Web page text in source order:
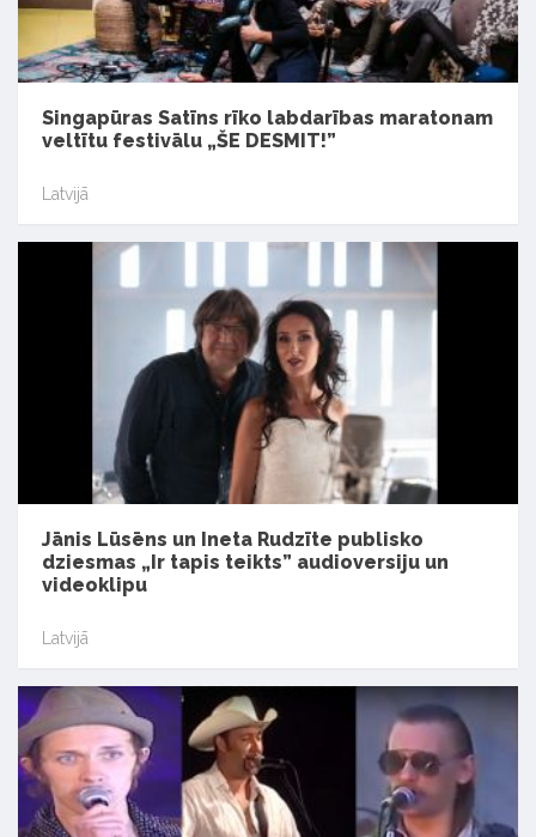
Singapūras Satīns rīko labdarības maratonam
veltītu festivālu „ŠE DESMIT!”
Latvijā
Jānis Lūsēns un Ineta Rudzīte publisko
dziesmas „Ir tapis teikts” audioversiju un
videoklipu
Latvijā